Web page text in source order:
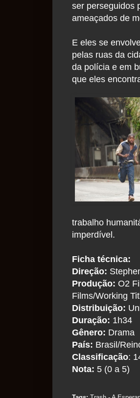
ser perseguidos
ameaçados de
E eles se
pelas ruas da
da polícia e em
que eles
trabalho
imperdível.
Ficha técnica:
Direção:
Produção: O2
Films/Working
Distribuição:
Duração: 1h34
Gênero: Drama
País: Brasil/
Classificação:
Nota: 5 (0 a 5)